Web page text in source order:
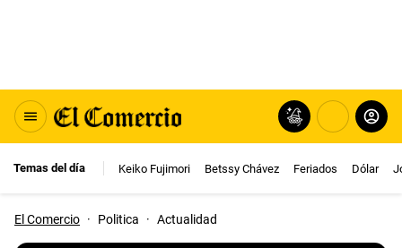
Temas del día Keiko Fujimori Betssy Chávez Feriados Dólar
El Comercio · Politica · Actualidad